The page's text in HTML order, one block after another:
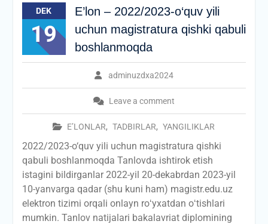
DEK
19
E’lon – 2022/2023-o‘quv yili
uchun magistratura qishki qabuli
boshlanmoqda
adminuzdxa2024
Leave a comment
E’LONLAR, TADBIRLAR, YANGILIKLAR
2022/2023-o‘quv yili uchun magistratura qishki
qabuli boshlanmoqda Tanlovda ishtirok etish
istagini bildirganlar 2022-yil 20-dekabrdan 2023-yil
10-yanvarga qadar (shu kuni ham) magistr.edu.uz
elektron tizimi orqali onlayn roʻyxatdan oʻtishlari
mumkin. Tanlov natijalari bakalavriat diplomining